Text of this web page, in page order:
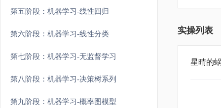
第五阶段：机器学习-线性回归
第六阶段：机器学习-线性分类
第七阶段：机器学习-无监督学习
第八阶段：机器学习-决策树系列
第九阶段：机器学习-概率图模型
实操列表
星晴的